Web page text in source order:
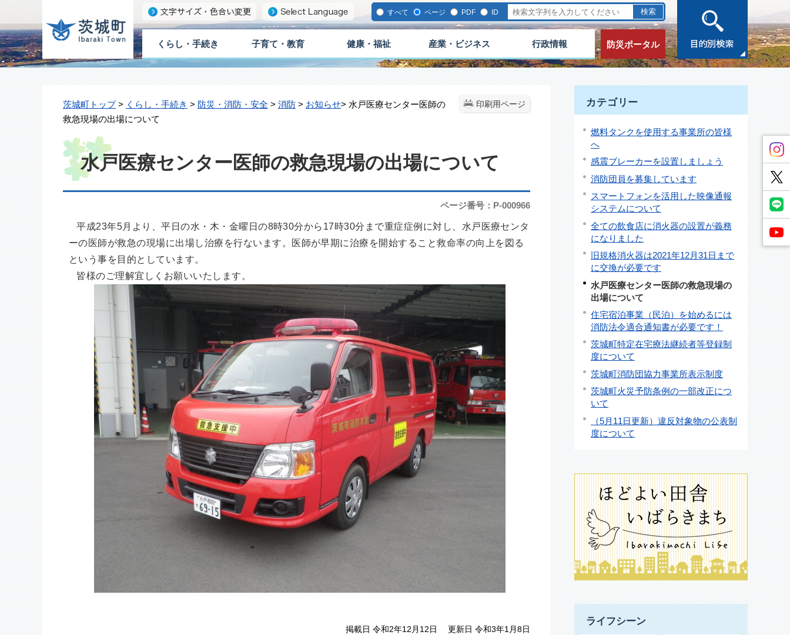
すべて ページ PDF ID
くらし・手続き 子育て・教育 健康・福祉 産業・ビジネス 行政情報 防災ポータル
印刷用ページ
茨城町トップ> くらし・手続き > 防災・消防・安全 > 消防 > お知らせ> 水戸医療センター医師の
救急現場の出場について
水戸医療センター医師の救急現場の出場について
ページ番号：P-000966
平成23年5月より、平日の水・木・金曜日の8時30分から17時30分まで重症症例に対し、水戸医療センタ
ーの医師が救急の現場に出場し治療を行ないます。医師が早期に治療を開始すること救命率の向上を図る
という事を目的としています。
皆様のご理解宜しくお願いいたします。
掲載日 令和2年12月12日 更新日 令和3年1月8日
カテゴリー
燃料タンクを使用する事業所の皆様
へ
感震ブレーカーを設置しましょう
消防団員を募集しています
スマートフォンを活用した映像通報
システムについて
全ての飲食店に消火器の設置が義務
になりました
旧規格消火器は2021年12月31日まで
に交換が必要です
水戸医療センター医師の救急現場の
出場について
住宅宿泊事業（民泊）を始めるには
消防法令適合通知書が必要です！
茨城町特定在宅療法継続者等登録制
度について
茨城町消防団協力事業所表示制度
茨城町火災予防条例の一部改正につ
いて
（5月11日更新）違反対象物の公表制
度について
ライフシーン